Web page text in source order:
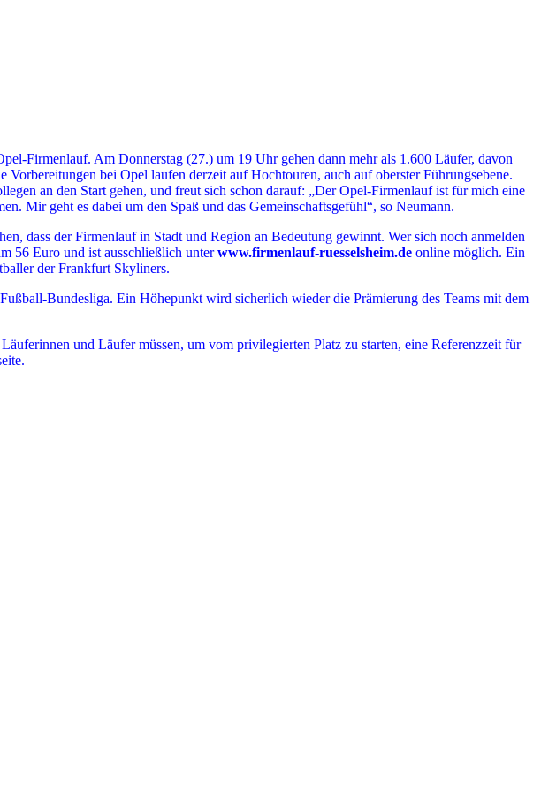
Firmenlauf. Am Donnerstag (27.) um 19 Uhr gehen dann mehr als 1.600 Läufer, davon
bei Opel laufen derzeit auf Hochtouren, auch auf oberster Führungsebene.
an den Start gehen, und freut sich schon darauf: „Der Opel-Firmenlauf ist für mich eine
Mir geht es dabei um den Spaß und das Gemeinschaftsgefühl“, so Neumann.
dass der Firmenlauf in Stadt und Region an Bedeutung gewinnt. Wer sich noch anmelden
56 Euro und ist ausschließlich unterwww.firmenlauf-ruesselsheim.de online möglich. Ein
der Frankfurt Skyliners.
Bundesliga. Ein Höhepunkt wird sicherlich wieder die Prämierung des Teams mit dem
und Läufer müssen, um vom privilegierten Platz zu starten, eine Referenzzeit für